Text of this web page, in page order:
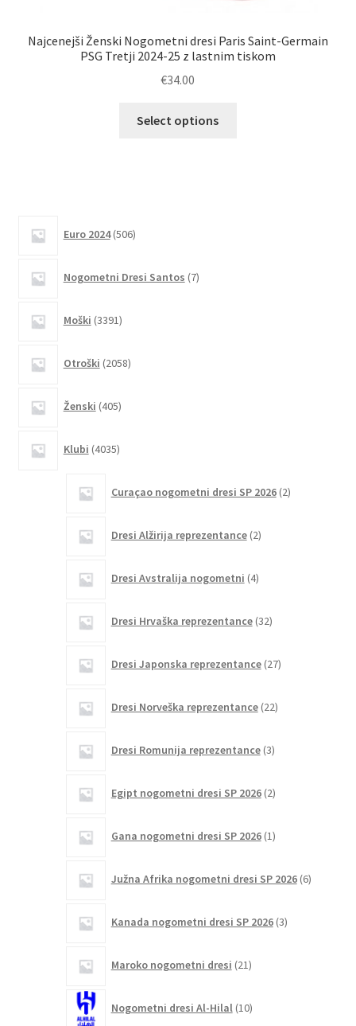
Najcenejši Ženski Nogometni dresi Paris Saint-Germain
PSG Tretji 2024-25 z lastnim tiskom
€34.00
Select options
Euro 2024 506izdelkov
Nogometni Dresi Santos 7izdelkov
Moški 3391izdelkov
Otroški 2058izdelkov
Ženski 405izdelkov
Klubi 4035izdelkov
Curaçao nogometni dresi SP 2026 2izdelka
Dresi Alžirija reprezentance 2izdelka
Dresi Avstralija nogometni 4izdelki
Dresi Hrvaška reprezentance 32izdelkov
Dresi Japonska reprezentance 27izdelkov
Dresi Norveška reprezentance 22izdelkov
Dresi Romunija reprezentance 3izdelki
Egipt nogometni dresi SP 2026 2izdelka
Gana nogometni dresi SP 2026 1izdelek
Južna Afrika nogometni dresi SP 2026 6izdelkov
Kanada nogometni dresi SP 2026 3izdelki
Maroko nogometni dresi 21izdelkov
Nogometni dresi Al-Hilal 10izdelkov